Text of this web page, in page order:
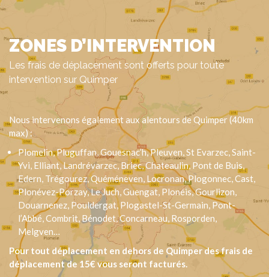
ZONES D’INTERVENTION
Les frais de déplacement sont offerts pour toute
intervention sur Quimper
Nous intervenons également aux alentours de Quimper (40km
max) :
Plomelin, Pluguffan, Gouesnac’h, Pleuven, St Evarzec, Saint-
Yvi, Elliant, Landrévarzec, Briec, Chateaulin, Pont de Buis,
Edern, Trégourez, Quéméneven, Locronan, Plogonnec, Cast,
Plonévez-Porzay, Le Juch, Guengat, Plonéis, Gourlizon,
Douarnenez, Pouldergat, Plogastel-St-Germain, Pont-
l’Abbé, Combrit, Bénodet, Concarneau, Rosporden,
Melgven…
Pour tout déplacement en dehors de Quimper des frais de
déplacement de 15€ vous seront facturés.